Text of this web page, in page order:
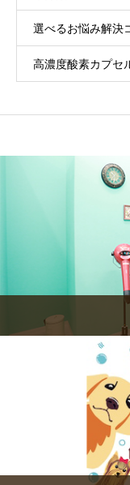
選べるお悩み解決
高濃度酸素カプセ